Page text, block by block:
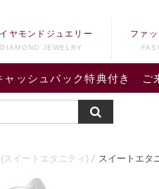
ャッシュバック特典付き ご
ヤモンドジュエリー
DIAMOND JEWELRY
ファ
スイートエタニティ) スイートエタ